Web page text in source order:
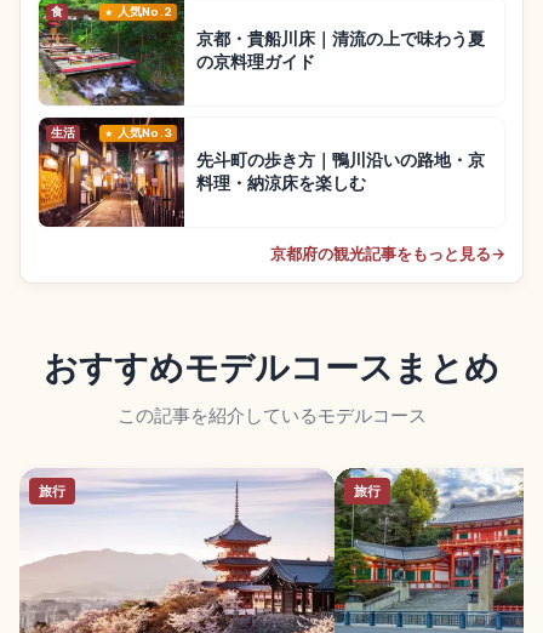
食 人気No.2
京都・貴船川床｜清流の上で味わう夏
の京料理ガイド
生活 人気No.3
先斗町の歩き方｜鴨川沿いの路地・京
料理・納涼床を楽しむ
京都府の観光記事をもっと見る→
おすすめモデルコースまとめ
この記事を紹介しているモデルコース
旅行 旅行